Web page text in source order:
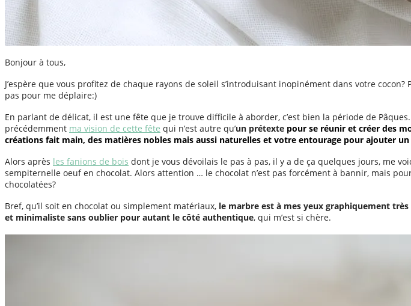
Bonjour à tous,
J’espère que vous profitez de chaque rayons de soleil s’introduisant inopinément dans votre
pas pour me déplaire:)
En parlant de délicat, il est une fête que je trouve difficile à aborder, c’est bien la période de
précédemment ma vision de cette fête qui n’est autre qu’un prétexte pour se réunir et créer des
créations fait main, des matières nobles mais aussi naturelles et votre entourage pour ajouter
Alors après les fanions de bois dont je vous dévoilais le pas à pas, il y a de ça quelques jours, me
sempiternelle oeuf en chocolat. Alors attention … le chocolat n’est pas forcément à bannir, mais
chocolatées?
Bref, qu’il soit en chocolat ou simplement matériaux, le marbre est à mes yeux graphiquement
et minimaliste sans oublier pour autant le côté authentique, qui m’est si chère.